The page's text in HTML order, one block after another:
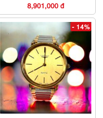
8,901,000 đ
- 14%